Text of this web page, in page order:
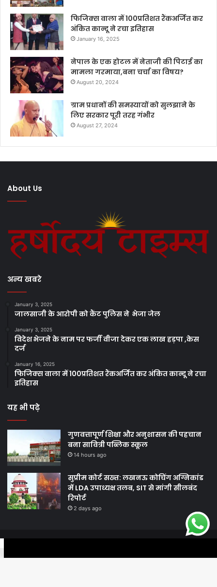
फिजिक्स वाला में 100प्रतिशत रैंकअर्जित कर
अंकित कान्दू ने रचा इतिहास
January 16, 2025
नेपाल के एक होटल में नेताजी की पिटाई का
मामला गरमाया,बना चर्चा का विषय?
August 20, 2024
ग्राम प्रधानों की समस्यायों को सुलझाने के
लिए सरकार पूरी तरह गंभीर
August 27, 2024
About Us
अन्य खबरे
January 3, 2025
जालसाजी के आरोपी को कैंट पुलिस ने भेजा जेल
January 3, 2025
विदेश भेजने के नाम पर फर्जी वीजा देकर एक लाख हड़पा ,केस
दर्ज
January 16, 2025
फिजिक्स वाला में 100प्रतिशत रैंकअर्जित कर अंकित कान्दू ने रचा
इतिहास
यह भी पढ़े
गुणवत्तापूर्ण शिक्षा और अनुशासन की पहचान
बना सावित्री पब्लिक स्कूल
14 hours ago
सुप्रीम कोर्ट सख्त: लखनऊ कोचिंग अग्निकांड
में LDA उपाध्यक्ष तलब, SIT से मांगी सीलबंद
रिपोर्ट
2 days ago
Facebook Twitter WhatsApp Telegram Viber